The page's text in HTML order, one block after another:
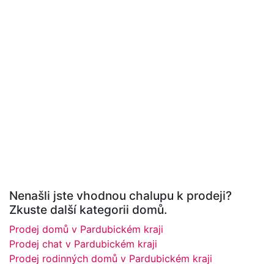
Nenašli jste vhodnou chalupu k prodeji?
Zkuste další kategorii domů.
Prodej domů v Pardubickém kraji
Prodej chat v Pardubickém kraji
Prodej rodinných domů v Pardubickém kraji